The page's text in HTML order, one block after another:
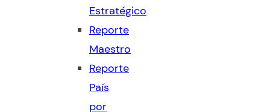
Estratégico
Reporte
Maestro
Reporte
País
por